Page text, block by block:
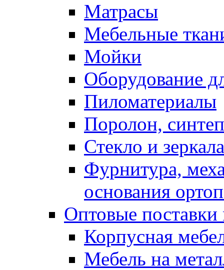
Матрасы
Мебельные
Мойки
Оборудование
Пиломатериалы
Поролон,
Стекло и зеркала
Фурнитура,
основания
Оптовые поставки
Корпусная
Мебель на